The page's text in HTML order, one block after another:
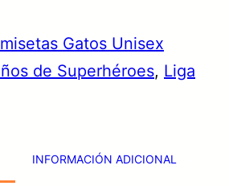
2
3
9
Gatos Unisex
de Superhéroes, Liga
INFORMACIÓN ADICIONAL